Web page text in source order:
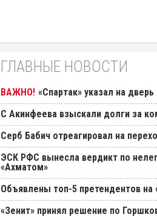
ГЛАВНЫЕ НОВОСТИ
«Спартак» указал на
С Акинфеева взыскали долги за
Серб Бабич отреагировал на
ЭСК РФС вынесла вердикт по
«Ахматом»
Объявлены топ-5 претендентов на
«Зенит» принял решение по